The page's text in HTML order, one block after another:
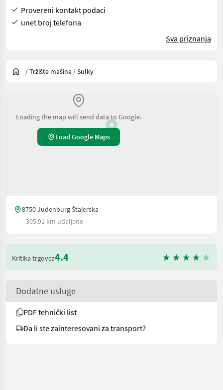
Provereni kontakt podaci
unet broj telefona
Sva priznanja
/Tržište mašina /Sulky
Loading the map will send data to Google.
Load Google Maps
8750 Judenburg Štajerska
305.91 km udaljeno
Kritika trgovca4.4
Dodatne usluge
PDF tehnički list
Da li ste zainteresovani za transport?